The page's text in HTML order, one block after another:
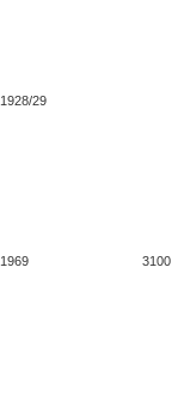
1928/29
1969 3100